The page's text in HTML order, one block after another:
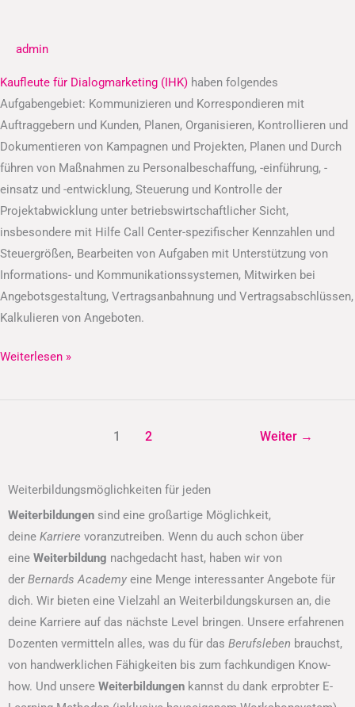
admin
Kaufleute für Dialogmarketing (IHK) haben folgendes
Aufgabengebiet: Kommunizieren und Korrespondieren mit
Auftraggebern und Kunden, Planen, Organisieren, Kontrollieren und
Dokumentieren von Kampagnen und Projekten, Planen und Durch
führen von Maßnahmen zu Personalbeschaffung, -einführung, -
einsatz und -entwicklung, Steuerung und Kontrolle der
Projektabwicklung unter betriebswirtschaftlicher Sicht,
insbesondere mit Hilfe Call Center-spezifischer Kennzahlen und
Steuergrößen, Bearbeiten von Aufgaben mit Unterstützung von
Informations- und Kommunikationssystemen, Mitwirken bei
Angebotsgestaltung, Vertragsanbahnung und Vertragsabschlüssen,
Kalkulieren von Angeboten.
(IHK)
Weiterlesen »
1 2 Weiter →
Weiterbildungsmöglichkeiten für jeden
Weiterbildungen sind eine großartige Möglichkeit,
deine Karriere voranzutreiben. Wenn du auch schon über
eine Weiterbildung nachgedacht hast, haben wir von
der Bernards Academy eine Menge interessanter Angebote für
dich. Wir bieten eine Vielzahl an Weiterbildungskursen an, die
deine Karriere auf das nächste Level bringen. Unsere erfahrenen
Dozenten vermitteln alles, was du für das Berufsleben brauchst,
von handwerklichen Fähigkeiten bis zum fachkundigen Know-
how. Und unsere Weiterbildungen kannst du dank erprobter E-